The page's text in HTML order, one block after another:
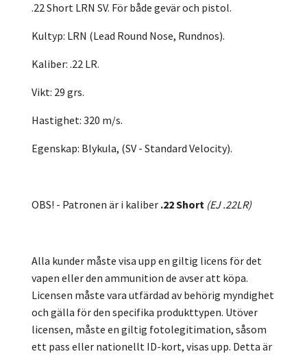
.22 Short LRN SV. För både gevär och pistol.
Kultyp: LRN (Lead Round Nose, Rundnos).
Kaliber: .22 LR.
Vikt: 29 grs.
Hastighet: 320 m/s.
Egenskap: Blykula, (SV - Standard Velocity).
OBS! - Patronen är i kaliber .22 Short (EJ .22LR)
Alla kunder måste visa upp en giltig licens för det
vapen eller den ammunition de avser att köpa.
Licensen måste vara utfärdad av behörig myndighet
och gälla för den specifika produkttypen. Utöver
licensen, måste en giltig fotolegitimation, såsom
ett pass eller nationellt ID-kort, visas upp. Detta är